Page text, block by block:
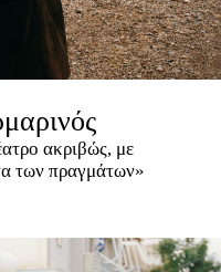
ακριβώς, με
των πραγμάτων»